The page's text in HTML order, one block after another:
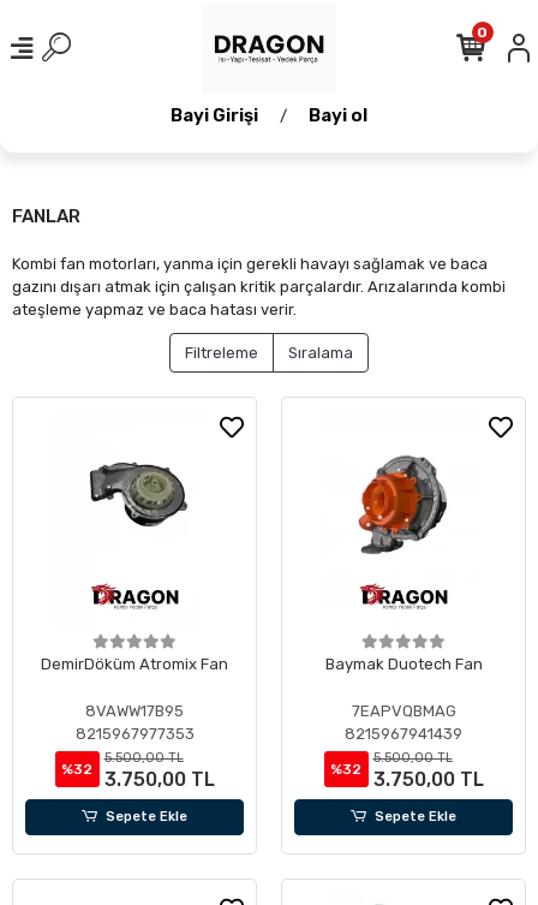
Bayi Girişi / Bayi ol
0
FANLAR
Kombi fan motorları, yanma için gerekli havayı sağlamak ve baca
gazını dışarı atmak için çalışan kritik parçalardır. Arızalarında kombi
ateşleme yapmaz ve baca hatası verir.
Filtreleme Sıralama
DemirDöküm Atromix Fan
8VAWW17B95
8215967977353
%32
5.500,00 TL
3.750,00 TL
Sepete Ekle
Baymak Duotech Fan
7EAPVQBMAG
8215967941439
%32
5.500,00 TL
3.750,00 TL
Sepete Ekle